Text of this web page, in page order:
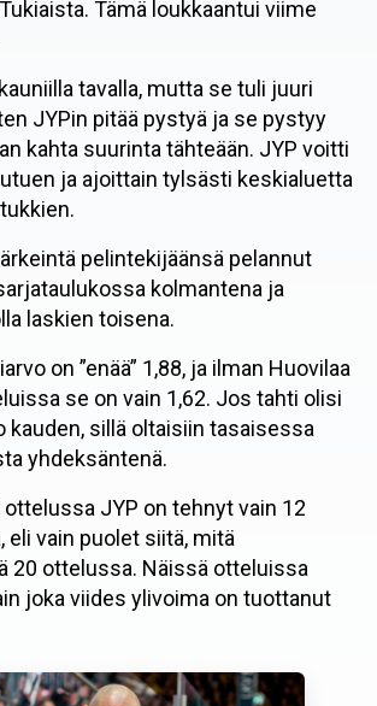
Tämä loukkaantui viime
tavalla, mutta se tuli juuri
JYPin pitää pystyä ja se pystyy
kahta suurinta tähteään. JYP voitti
ja ajoittain tylsästi keskialuetta
pelintekijäänsä pelannut
kolmantena ja
laskien toisena.
on ”enää” 1,88, ja ilman Huovilaa
se on vain 1,62. Jos tahti olisi
kauden, sillä oltaisiin tasaisessa
yhdeksäntenä.
JYP on tehnyt vain 12
eli vain puolet siitä, mitä
20 ottelussa. Näissä otteluissa
joka viides ylivoima on tuottanut